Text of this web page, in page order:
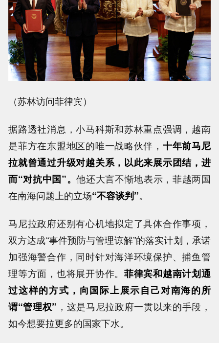
（苏林访问菲律宾）
据路透社消息，小马科斯和苏林重点强调，越南
是菲方在东盟地区的唯一战略伙伴， 十年前马尼
拉就曾通过升级对越关系，以此来展示团结，进
而“对抗中国”。他还大言不惭地表示，菲越两国
在南海问题上的立场“不容谈判”。
马尼拉政府还别有心机地拟定了具体合作事项，
双方达成“事件预防与管理谅解”的落实计划，承诺
加强海警合作，同时针对海洋环境保护、捕鱼管
理等方面，也将展开协作。 菲律宾和越南计划通
过这样的方式，向国际上展示自己对南海的所
谓“管理权” ，这是马尼拉政府一贯以来的手段，
如今想要拉更多的国家下水。